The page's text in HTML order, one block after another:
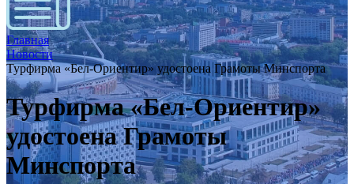
Главная
Новости
Турфирма «Бел-Ориентир» удостоена Грамоты Минспорта
Турфирма «Бел-Ориентир»
удостоена Грамоты
Минспорта